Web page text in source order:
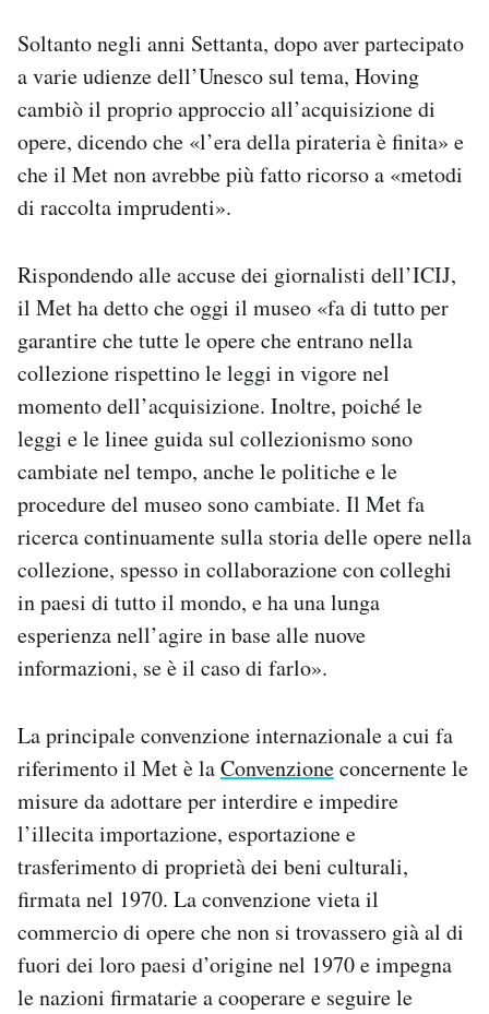
Soltanto negli anni Settanta, dopo aver partecipato
a varie udienze dell’Unesco sul tema, Hoving
cambiò il proprio approccio all’acquisizione di
opere, dicendo che «l’era della pirateria è finita» e
che il Met non avrebbe più fatto ricorso a «metodi
di raccolta imprudenti».
Rispondendo alle accuse dei giornalisti dell’ICIJ,
il Met ha detto che oggi il museo «fa di tutto per
garantire che tutte le opere che entrano nella
collezione rispettino le leggi in vigore nel
momento dell’acquisizione. Inoltre, poiché le
leggi e le linee guida sul collezionismo sono
cambiate nel tempo, anche le politiche e le
procedure del museo sono cambiate. Il Met fa
ricerca continuamente sulla storia delle opere nella
collezione, spesso in collaborazione con colleghi
in paesi di tutto il mondo, e ha una lunga
esperienza nell’agire in base alle nuove
informazioni, se è il caso di farlo».
La principale convenzione internazionale a cui fa
riferimento il Met è laConvenzioneconcernente le
misure da adottare per interdire e impedire
l’illecita importazione, esportazione e
trasferimento di proprietà dei beni culturali,
firmata nel 1970. La convenzione vieta il
commercio di opere che non si trovassero già al di
fuori dei loro paesi d’origine nel 1970 e impegna
le nazioni firmatarie a cooperare e seguire le